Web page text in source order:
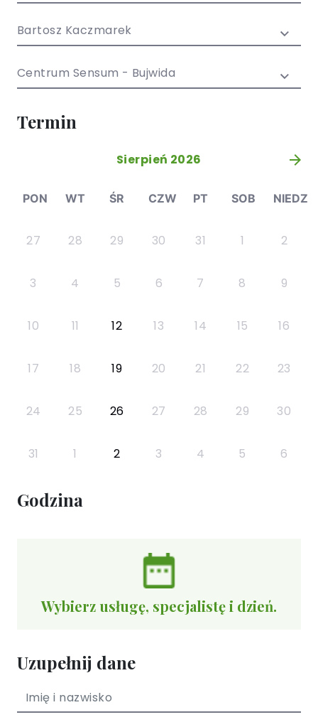
młodzieży
Bartosz Kaczmarek
Centrum Sensum - Bujwida
Termin
Sierpień 2026 »
PON WT ŚR CZW PT SOB NIEDZ
27 28 29 30 31 1 2
3 4 5 6 7 8 9
10 11 12 13 14 15 16
17 18 19 20 21 22 23
24 25 26 27 28 29 30
31 1 2 3 4 5 6
Godzina
Wybierz usługę, specjalistę i dzień.
Uzupełnij dane